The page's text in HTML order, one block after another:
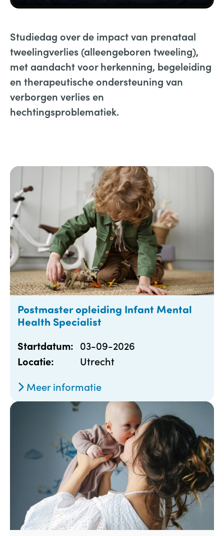
Studiedag over de impact van prenataal
tweelingverlies (alleengeboren tweeling),
met aandacht voor herkenning, begeleiding
en therapeutische ondersteuning van
verborgen verlies en
hechtingsproblematiek.
Postmaster opleiding Infant Mental
Health Specialist
Startdatum: 03-09-2026
Locatie:
Utrecht
Meer informatie